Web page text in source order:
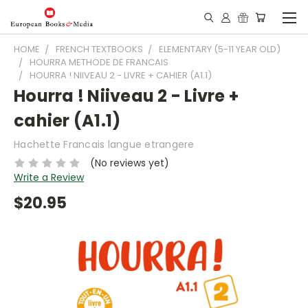
HOME FRENCH TEXTBOOKS
ELEMENTARY (5-11 YEAR OLD)
HOURRA METHODE DE FRANCAIS
HOURRA ! NIIVEAU 2 - LIVRE + CAHIER (A1.1)
Hourra ! Niiveau 2 - Livre +
cahier (A1.1)
Hachette Francais langue etrangere
(No reviews yet)
Write a Review
$20.95